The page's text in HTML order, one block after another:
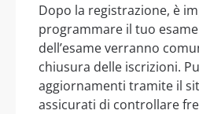
Dopo la registrazione, è
programmare il tuo
dell’esame verranno
chiusura delle iscrizioni.
aggiornamenti tramite il
assicurati di controllare